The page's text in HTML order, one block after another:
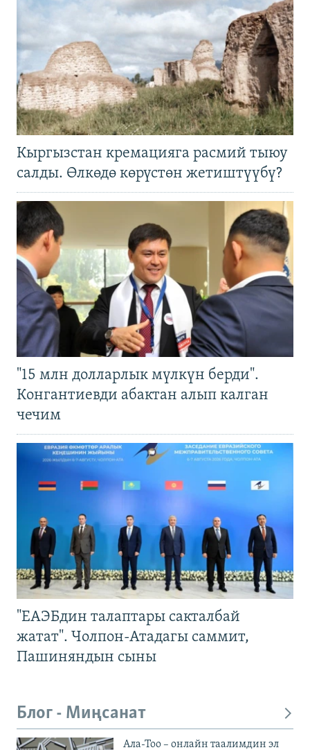
Кыргызстан кремацияга расмий тыюу
салды. Өлкөдө көрүстөн жетиштүүбү?
"15 млн долларлык мүлкүн берди".
Конгантиевди абактан алып калган
чечим
"ЕАЭБдин талаптары сакталбай
жатат". Чолпон-Атадагы саммит,
Пашиняндын сыны
Блог - Миңсанат
Ала-Тоо – онлайн таалимдин эл